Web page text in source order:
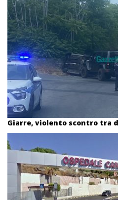
Giarre, violento scontro tra